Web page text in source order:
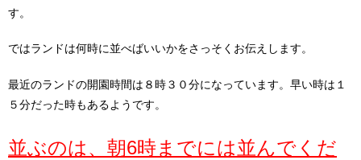
す。
ではランドは何時に並べばいいかをさっそくお伝えします。
最近のランドの開園時間は８時３０分になっています。早い時は１
５分だった時もあるようです。
並ぶのは、朝6時までには並んでくだ